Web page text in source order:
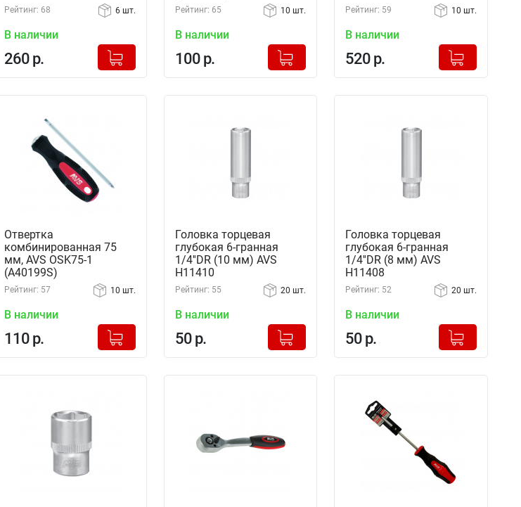
Рейтинг: 68 6 шт.
В наличии
260 р.
+
Добавлено в корзину
Рейтинг: 65 10 шт.
В наличии
100 р.
+
Добавлено в корзину
Рейтинг: 59 10 шт.
В наличии
520 р.
+
Добавлено в корзину
Отвертка
комбинированная 75
мм, AVS OSK75-1
(A40199S)
Рейтинг: 57 10 шт.
В наличии
110 р.
+
Добавлено в корзину
Головка торцевая
глубокая 6-гранная
1/4''DR (10 мм) AVS
H11410
Рейтинг: 55 20 шт.
В наличии
50 р.
+
Добавлено в корзину
Головка торцевая
глубокая 6-гранная
1/4''DR (8 мм) AVS
H11408
Рейтинг: 52 20 шт.
В наличии
50 р.
+
Добавлено в корзину